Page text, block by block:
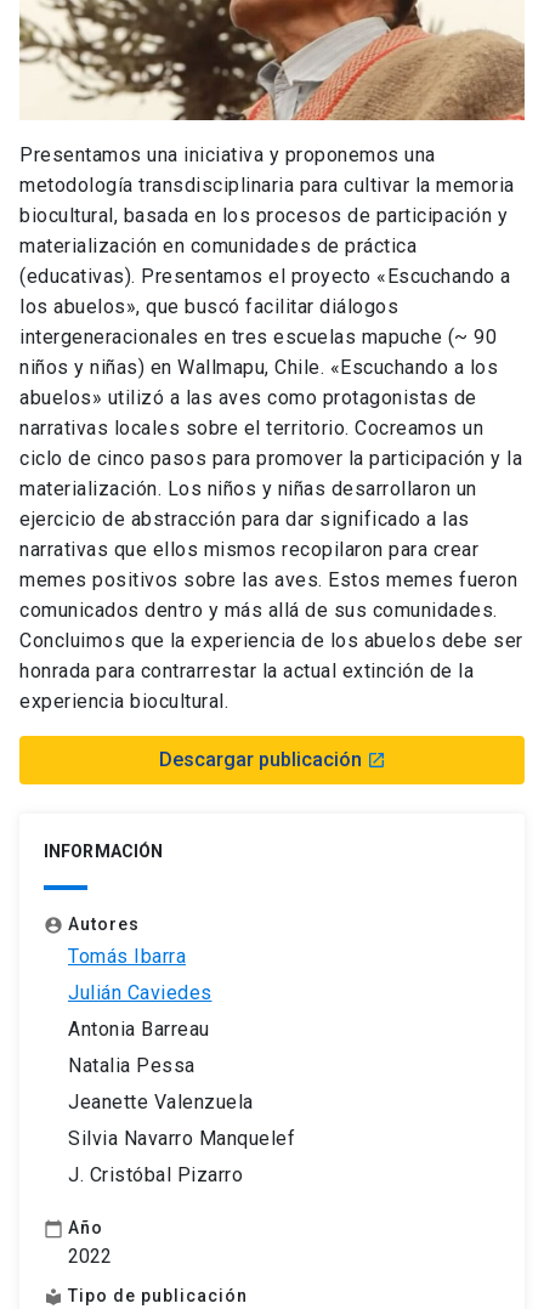
Presentamos una iniciativa y proponemos una
metodología transdisciplinaria para cultivar la memoria
biocultural, basada en los procesos de participación y
materialización en comunidades de práctica
(educativas). Presentamos el proyecto «Escuchando a
los abuelos», que buscó facilitar diálogos
intergeneracionales en tres escuelas mapuche (~ 90
niños y niñas) en Wallmapu, Chile. «Escuchando a los
abuelos» utilizó a las aves como protagonistas de
narrativas locales sobre el territorio. Cocreamos un
ciclo de cinco pasos para promover la participación y la
materialización. Los niños y niñas desarrollaron un
ejercicio de abstracción para dar significado a las
narrativas que ellos mismos recopilaron para crear
memes positivos sobre las aves. Estos memes fueron
comunicados dentro y más allá de sus comunidades.
Concluimos que la experiencia de los abuelos debe ser
honrada para contrarrestar la actual extinción de la
experiencia biocultural.
Descargar publicación launch
INFORMACIÓN
account_circle Autores
Tomás Ibarra
Julián Caviedes
Antonia Barreau
Natalia Pessa
Jeanette Valenzuela
Silvia Navarro Manquelef
J. Cristóbal Pizarro
calendar_today Año
2022
local_library Tipo de publicación